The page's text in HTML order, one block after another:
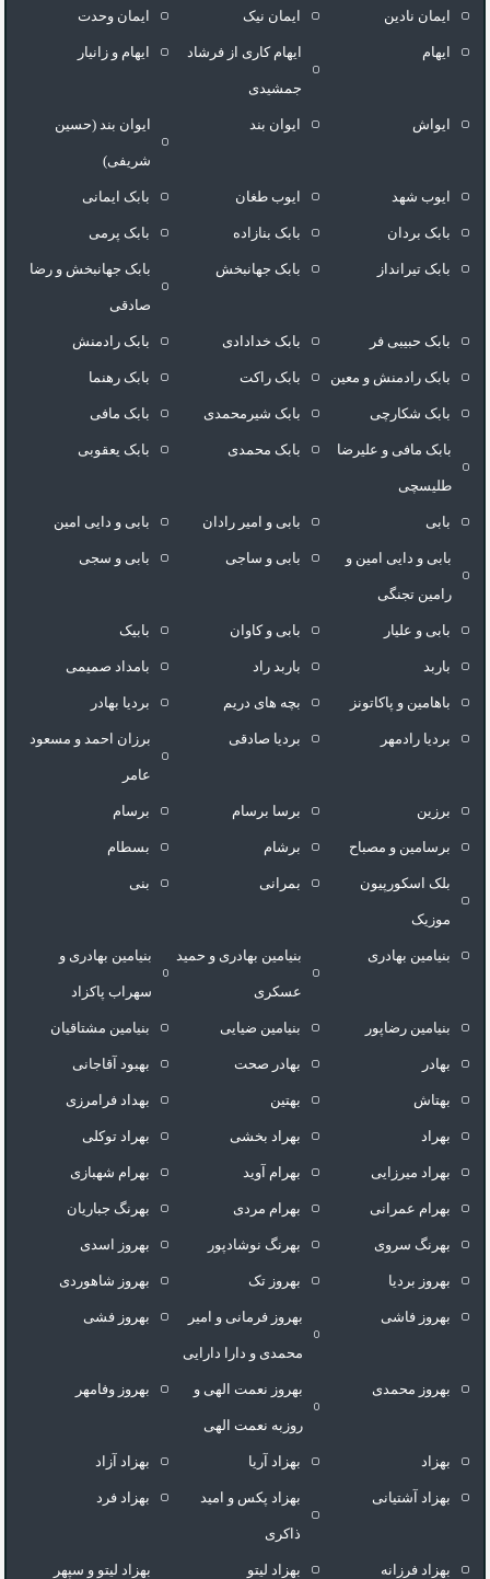
ایمان نادین ایمان نیک ایمان وحدت
ایهام ایهام کاری از فرشاد
جمشیدی
ایهام و زانیار
ایواش ایوان بند ایوان بند (حسین
شریفی)
ایوب شهد ایوب طغان بابک ایمانی
بابک بردان بابک بنازاده بابک پرمی
بابک تیرانداز بابک جهانبخش بابک جهانبخش و رضا
صادقی
بابک حبیبی فر بابک خدادادی بابک رادمنش
بابک رادمنش و معین بابک راکت بابک رهنما
بابک شکارچی بابک شیرمحمدی بابک مافی
بابک مافی و علیرضا
طلیسچی
بابک محمدی بابک یعقوبی
بابی بابی و امیر رادان بابی و دایی امین
بابی و دایی امین و
رامین تجنگی
بابی و ساجی بابی و سجی
بابی و علیار بابی و کاوان بابیک
باربد باربد راد بامداد صمیمی
باهامین و پاکاتونز بچه های دریم بردیا بهادر
بردیا رادمهر بردیا صادقی برزان احمد و مسعود
عامر
برزین برسا برسام برسام
برسامین و مصباح برشام بسطام
بلک اسکورپیون
موزیک
بمرانی بنی
بنیامین بهادری بنیامین بهادری و حمید
عسکری
بنیامین بهادری و
سهراب پاکزاد
بنیامین رضاپور بنیامین ضیایی بنیامین مشتاقیان
بهادر بهادر صحت بهبود آقاجانی
بهتاش بهتین بهداد فرامرزى
بهراد بهراد بخشی بهراد توکلی
بهراد میرزایی بهرام آوید بهرام شهبازی
بهرام عمرانی بهرام مردی بهرنگ جباریان
بهرنگ سروى بهرنگ نوشادپور بهروز اسدی
بهروز بردیا بهروز تک بهروز شاهوردی
بهروز فاشی بهروز فرمانی و امیر
محمدی و دارا دارایی
بهروز فشی
بهروز محمدی بهروز نعمت الهی و
روزبه نعمت الهی
بهروز وفامهر
بهزاد بهزاد آریا بهزاد آزاد
بهزاد آشتیانی بهزاد پکس و امید
ذاکری
بهزاد فرد
بهزاد فرزانه بهزاد لیتو بهزاد لیتو و سپهر